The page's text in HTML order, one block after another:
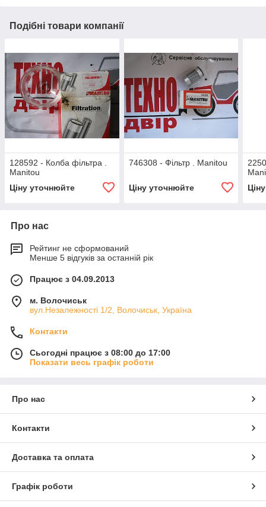
Подібні товари компанії
128592 - Колба фільтра .
Manitou
Ціну уточнюйте
746308 - Фільтр . Manitou
Ціну уточнюйте
Про нас
Рейтинг не сформований
Менше 5 відгуків за останній рік
Працює з 04.09.2013
м. Волочиськ
вул.Незалежності 1/2, Волочиськ, Україна
Контакти
Сьогодні працює з 08:00 до 17:00
Показати весь графік роботи
Про нас
Контакти
Доставка та оплата
Графік роботи